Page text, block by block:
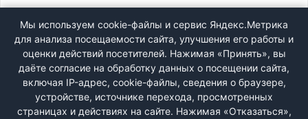
ВХОД
РЕГИСТРАЦИЯ
Быстрая регистрациячерез соцсети:
Мы используем cookie-файлы и сервис Яндекс.Метрика
для анализа посещаемости сайта, улучшения его работы и
оценки действий посетителей. Нажимая «Принять», вы
даёте согласие на обработку данных о посещении сайта,
включая IP-адрес, cookie-файлы, сведения о браузере,
устройстве, источнике перехода, просмотренных
страницах и действиях на сайте. Нажимая «Отказаться»,